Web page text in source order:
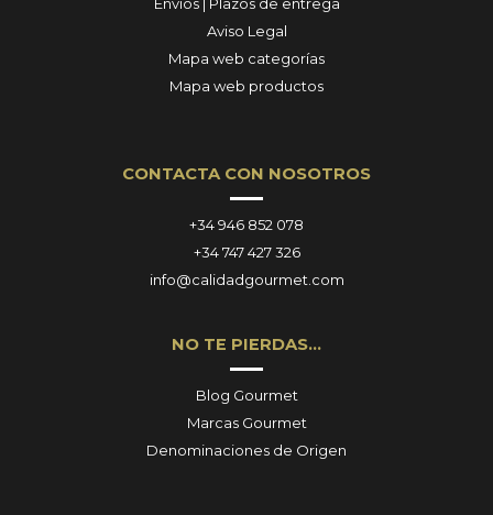
Aviso Legal
Mapa web categorías
Mapa web productos
CONTACTA CON NOSOTROS
+34 946 852 078
+34 747 427 326
info@calidadgourmet.com
NO TE PIERDAS…
Blog Gourmet
Marcas Gourmet
Denominaciones de Origen